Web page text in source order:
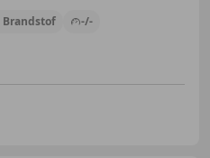
Brandstof -/-